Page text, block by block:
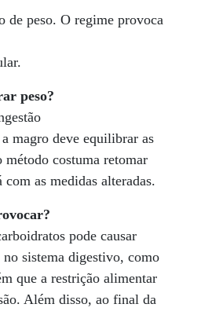
de peso. O regime provoca
peso?
magro deve equilibrar as
método costuma retomar
as medidas alteradas.
pode causar
sistema digestivo, como
que a restrição alimentar
Além disso, ao final da